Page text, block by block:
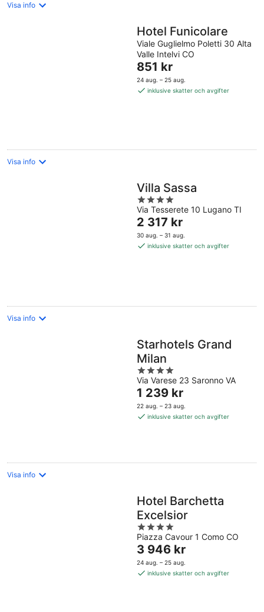
Visa info
Hotel Funicolare
Viale Guglielmo Poletti 30 Alta
Valle Intelvi CO
Priset
är
851 kr
851 kr
24 aug. – 25 aug.
inklusive skatter och avgifter
Visa info
Villa Sassa
4
out
of
5
Via Tesserete 10 Lugano TI
Priset
är
2 317 kr
2 317 kr
30 aug. – 31 aug.
inklusive skatter och avgifter
Visa info
Starhotels Grand
Milan
4
out
of
5
Via Varese 23 Saronno VA
Priset
är
1 239 kr
1 239 kr
22 aug. – 23 aug.
inklusive skatter och avgifter
Visa info
Hotel Barchetta
Excelsior
4
out
of
5
Piazza Cavour 1 Como CO
Priset
är
3 946 kr
3 946 kr
24 aug. – 25 aug.
inklusive skatter och avgifter